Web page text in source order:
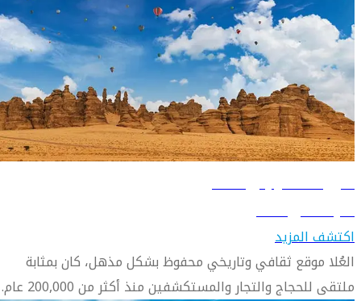
دليل السفر إلى العلا
تعرّف على العلا
اكتشف المزيد
العُلا موقع ثقافي وتاريخي محفوظ بشكل مذهل، كان بمثابة
ملتقى للحجاج والتجار والمستكشفين منذ أكثر من 200,000 عام.